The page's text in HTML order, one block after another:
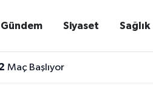
Gündem Siyaset Sağlık
Maç Başlıyor